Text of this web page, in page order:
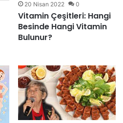
20 Nisan 2022 0
Vitamin Çeşitleri: Hangi
Besinde Hangi Vitamin
Bulunur?